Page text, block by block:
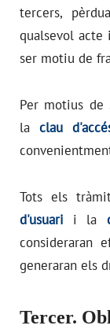
tercers,
qualsevol
ser motiu de
Per motius de
laclau
Tots els
d'usuari i la
consideraran
generaran els
Tercer.